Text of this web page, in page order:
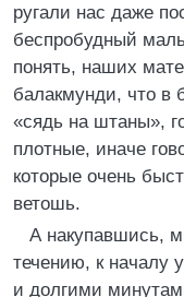
ругали нас даже
беспробудный
понять, наших
балакмунди, что в
«сядь на штаны»,
плотные, иначе
которые очень
ветошь.
А накупавшись,
течению, к началу
и долгими